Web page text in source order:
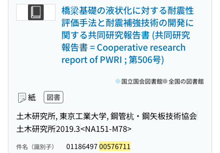
橋梁基礎の液状化に対する耐震性
評価手法と耐震補強技術の開発に
関する共同研究報告書 (共同研究
報告書 = Cooperative research
report of PWRI ; 第506号)
紙 図書
土木研究所, 東京工業大学, 鋼管杭・鋼矢板技術協会
土木研究所2019.3<NA151-M78>
国立国会図書館 全国の図書館
件名（識別子） 01186497 00576711